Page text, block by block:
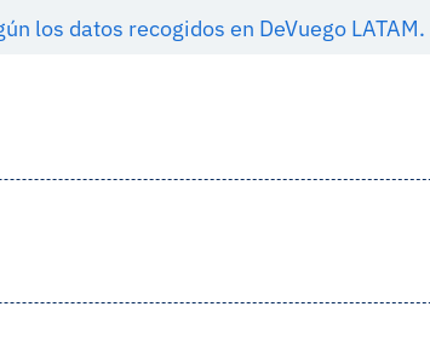
los datos recogidos en DeVuego LATAM.